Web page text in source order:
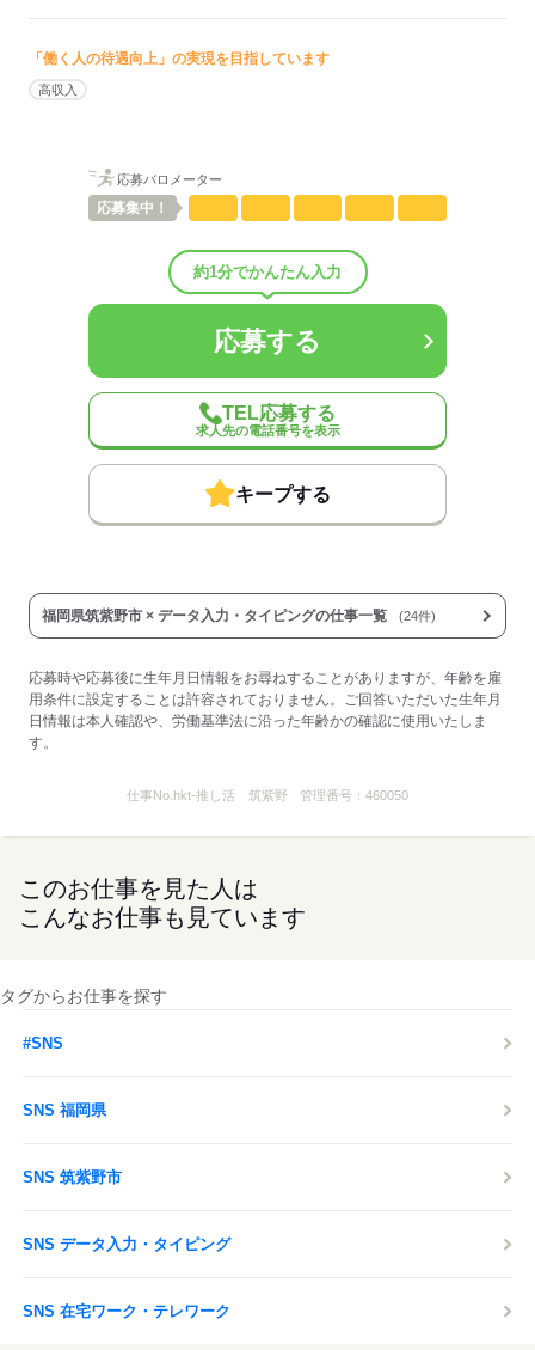
【4】登録
【5】お仕事開始！
しずか
（男4：女6）
IT・通信関連
応募する
「働く人の待遇向上」の実現を目指しています
高収入
応募バロメーター
応募集中！
約1分でかんたん入力
応募する
TEL応募する
求人先の電話番号を表示
キープする
福岡県筑紫野市 × データ入力・タイピングの仕事一覧 (24件)
応募時や応募後に生年月日情報をお尋ねすることがありますが、年齢を雇
用条件に設定することは許容されておりません。ご回答いただいた生年月
日情報は本人確認や、労働基準法に沿った年齢かの確認に使用いたしま
す。
仕事No. hkt-推し活 筑紫野 管理番号： 460050
このお仕事を見た人は
こんなお仕事も見ています
タグからお仕事を探す
#SNS
SNS 福岡県
SNS 筑紫野市
SNS データ入力・タイピング
SNS 在宅ワーク・テレワーク